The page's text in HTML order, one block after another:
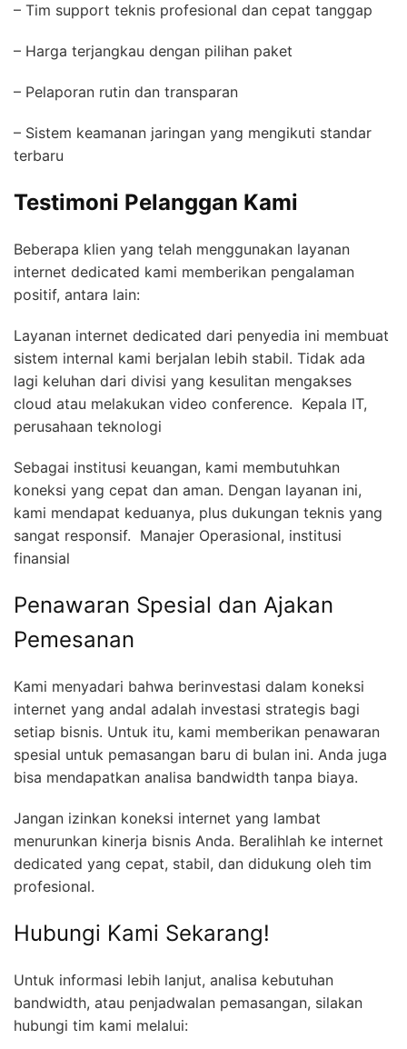
– Tim support teknis profesional dan cepat tanggap
– Harga terjangkau dengan pilihan paket
– Pelaporan rutin dan transparan
– Sistem keamanan jaringan yang mengikuti standar
terbaru
Testimoni Pelanggan Kami
Beberapa klien yang telah menggunakan layanan
internet dedicated kami memberikan pengalaman
positif, antara lain:
Layanan internet dedicated dari penyedia ini membuat
sistem internal kami berjalan lebih stabil. Tidak ada
lagi keluhan dari divisi yang kesulitan mengakses
cloud atau melakukan video conference.  Kepala IT,
perusahaan teknologi
Sebagai institusi keuangan, kami membutuhkan
koneksi yang cepat dan aman. Dengan layanan ini,
kami mendapat keduanya, plus dukungan teknis yang
sangat responsif.  Manajer Operasional, institusi
finansial
Penawaran Spesial dan Ajakan
Pemesanan
Kami menyadari bahwa berinvestasi dalam koneksi
internet yang andal adalah investasi strategis bagi
setiap bisnis. Untuk itu, kami memberikan penawaran
spesial untuk pemasangan baru di bulan ini. Anda juga
bisa mendapatkan analisa bandwidth tanpa biaya.
Jangan izinkan koneksi internet yang lambat
menurunkan kinerja bisnis Anda. Beralihlah ke internet
dedicated yang cepat, stabil, dan didukung oleh tim
profesional.
Hubungi Kami Sekarang!
Untuk informasi lebih lanjut, analisa kebutuhan
bandwidth, atau penjadwalan pemasangan, silakan
hubungi tim kami melalui: